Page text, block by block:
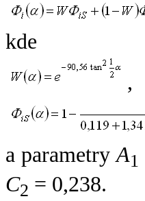
kde
,
a parametryA1
C2 = 0,238.